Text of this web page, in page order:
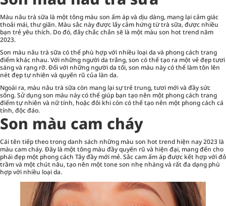
Màu nâu trà sữa là một tông màu son ấm áp và dịu dàng, mang lại cảm giác
thoải mái, thư giãn. Màu sắc này được lấy cảm hứng từ trà sữa, được nhiều
bạn trẻ yêu thích. Do đó, đây chắc chắn sẽ là một màu son hot trend năm
2023.
Son màu nâu trà sữa có thể phù hợp với nhiều loại da và phong cách trang
điểm khác nhau. Với những người da trắng, son có thể tạo ra một vẻ đẹp tươi
sáng và rạng rỡ. Đối với những người da tối, son màu này có thể làm tôn lên
nét đẹp tự nhiên và quyến rũ của làn da.
Ngoài ra, màu nâu trà sữa còn mang lại sự trẻ trung, tươi mới và đầy sức
sống. Sử dụng son màu này có thể giúp bạn tạo nên một phong cách trang
điểm tự nhiên và nữ tính, hoặc đôi khi còn có thể tạo nên một phong cách cá
tính, độc đáo.
Son màu cam cháy
Cái tên tiếp theo trong danh sách những màu son hot trend hiện nay 2023 là
màu cam cháy. Đây là một tông màu đầy quyến rũ và hiện đại, mang đến cho
phái đẹp một phong cách Tây đầy mới mẻ. Sắc cam ấm áp được kết hợp với đỏ
trầm và một chút nâu, tạo nên một tone son nhẹ nhàng và rất đa dạng phù
hợp với nhiều loại da.